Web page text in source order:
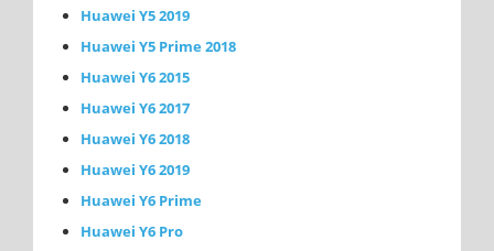
Huawei Y5 2019
Huawei Y5 Prime 2018
Huawei Y6 2015
Huawei Y6 2017
Huawei Y6 2018
Huawei Y6 2019
Huawei Y6 Prime
Huawei Y6 Pro